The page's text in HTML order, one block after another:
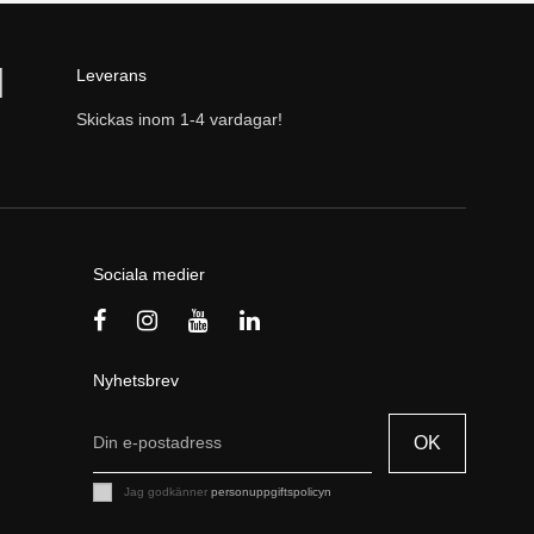
Leverans
Skickas inom 1-4 vardagar!
Sociala medier
Nyhetsbrev
OK
Jag godkännerpersonuppgiftspolicyn